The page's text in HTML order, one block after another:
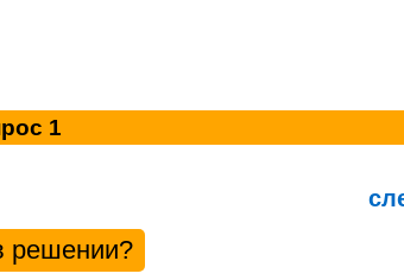
1
решении?